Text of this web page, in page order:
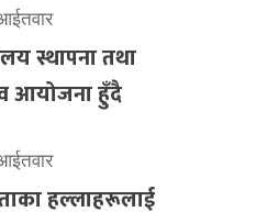
स्थापना तथा
आयोजना हुँदै
हल्लाहरूलाई